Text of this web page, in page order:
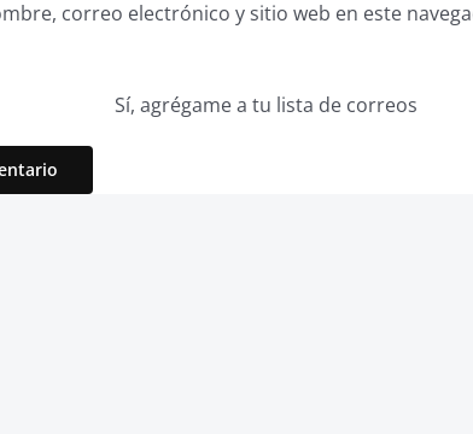
correo electrónico y sitio web en este
Sí, agrégame a tu lista de correos